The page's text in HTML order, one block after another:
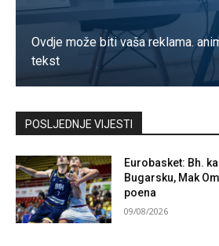
Ovdje može biti vaša reklama.
tekst
Kontaktirajte nas
POSLJEDNJE VIJESTI
Eurobasket: Bh.
Bugarsku, Mak
poena
09/08/2026